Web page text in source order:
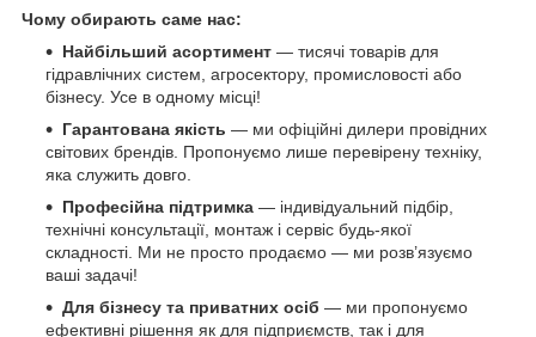
Чому обирають саме нас:
Найбільший асортимент — тисячі товарів для
гідравлічних систем, агросектору, промисловості або
бізнесу. Усе в одному місці!
Гарантована якість — ми офіційні дилери провідних
світових брендів. Пропонуємо лише перевірену техніку,
яка служить довго.
Професійна підтримка — індивідуальний підбір,
технічні консультації, монтаж і сервіс будь-якої
складності. Ми не просто продаємо — ми розв’язуємо
ваші задачі!
Для бізнесу та приватних осіб — ми пропонуємо
ефективні рішення як для підприємств, так і для